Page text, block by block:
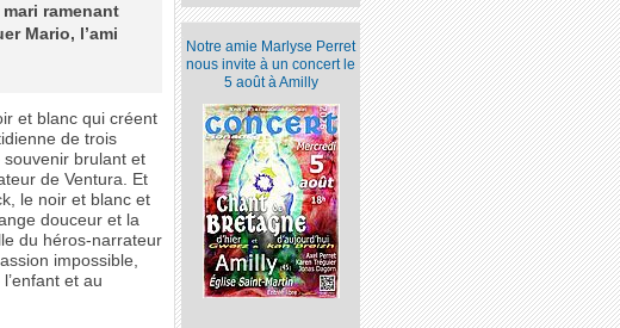
ramenant
Mario, l’ami
et blanc qui créent
de trois
brulant et
de Ventura. Et
le noir et blanc et
douceur et la
du héros-narrateur
impossible,
et au
Notre amie Marlyse Perret
nous invite à un concert le
5 août à Amilly